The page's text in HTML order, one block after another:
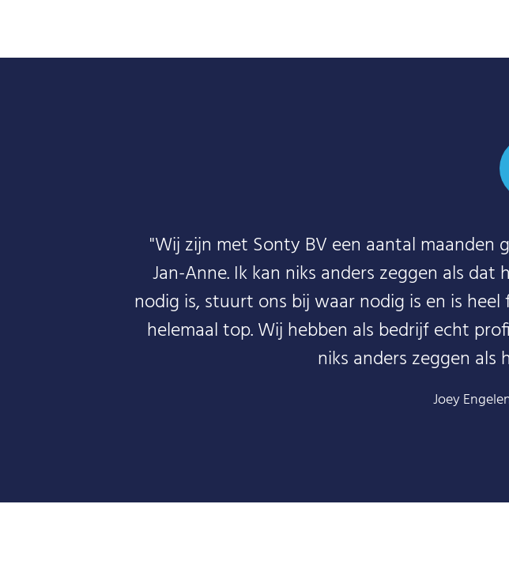
"Wij zijn met Sonty BV een aantal maanden
Jan-Anne. Ik kan niks anders zeggen als
nodig is, stuurt ons bij waar nodig is en is
helemaal top. Wij hebben als bedrijf echt
niks anders zeggen als
Joey